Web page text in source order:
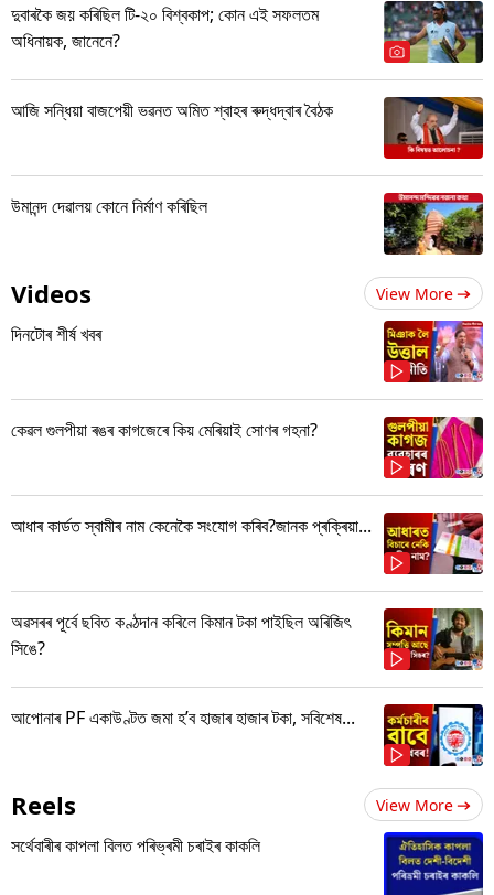
দুবাৰকৈ জয় কৰিছিল টি-২০ বিশ্বকাপ; কোন এই সফলতম
অধিনায়ক, জানেনে?
আজি সন্ধিয়া বাজপেয়ী ভৱনত অমিত শ্বাহৰ ৰুদ্ধদ্বাৰ বৈঠক
উমানন্দ দেৱালয় কোনে নিৰ্মাণ কৰিছিল
Videos View More
দিনটোৰ শীৰ্ষ খবৰ
কেৱল গুলপীয়া ৰঙৰ কাগজেৰে কিয় মেৰিয়াই সোণৰ গহনা?
আধাৰ কাৰ্ডত স্বামীৰ নাম কেনেকৈ সংযোগ কৰিব?জানক প্ৰক্ৰিয়া...
অৱসৰৰ পূৰ্বে ছবিত কণ্ঠদান কৰিলে কিমান টকা পাইছিল অৰিজিৎ
সিঙে?
আপোনাৰ PF একাউণ্টত জমা হ’ব হাজাৰ হাজাৰ টকা, সবিশেষ...
Reels View More
সৰ্থেবাৰীৰ কাপলা বিলত পৰিভ্ৰমী চৰাইৰ কাকলি